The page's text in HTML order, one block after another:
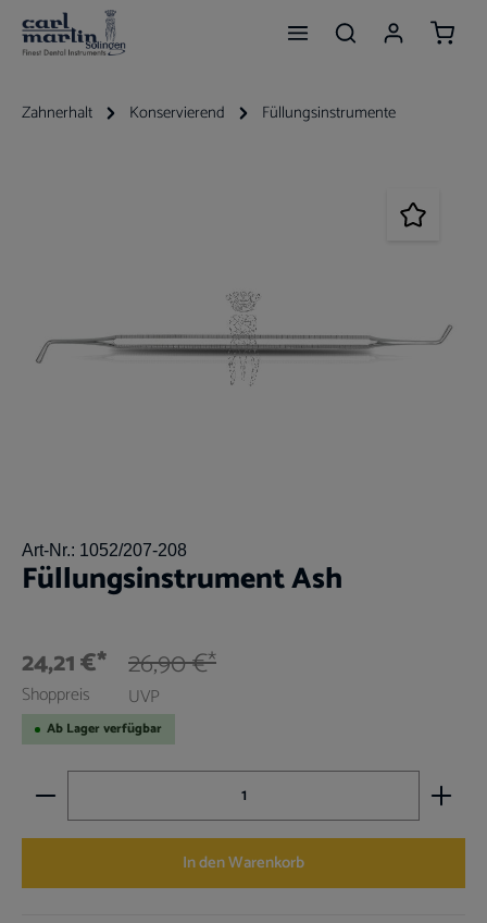
Zum Hauptinhalt springen
Zahnerhalt Konservierend Füllungsinstrumente
Art-Nr.: 1052/207-208
Füllungsinstrument Ash
24,21 €*
Shoppreis
26,90 €*
UVP
Ab Lager verfügbar
Produkt Anzahl: Gib den gewünschten Wert ein oder
In den Warenkorb